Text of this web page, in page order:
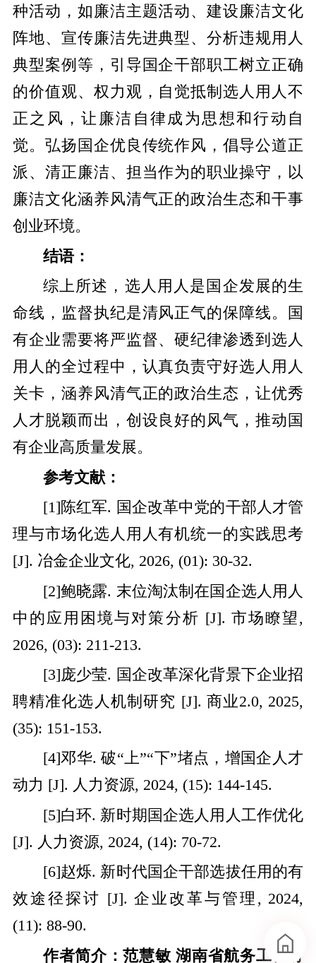
种活动，如廉洁主题活动、建设廉洁文化
阵地、宣传廉洁先进典型、分析违规用人
典型案例等，引导国企干部职工树立正确
的价值观、权力观，自觉抵制选人用人不
正之风，让廉洁自律成为思想和行动自
觉。弘扬国企优良传统作风，倡导公道正
派、清正廉洁、担当作为的职业操守，以
廉洁文化涵养风清气正的政治生态和干事
创业环境。
结语：
综上所述，选人用人是国企发展的生
命线，监督执纪是清风正气的保障线。国
有企业需要将严监督、硬纪律渗透到选人
用人的全过程中，认真负责守好选人用人
关卡，涵养风清气正的政治生态，让优秀
人才脱颖而出，创设良好的风气，推动国
有企业高质量发展。
参考文献：
[1]陈红军. 国企改革中党的干部人才管
理与市场化选人用人有机统一的实践思考
[J]. 冶金企业文化, 2026, (01): 30-32.
[2]鲍晓露. 末位淘汰制在国企选人用人
中的应用困境与对策分析 [J]. 市场瞭望,
2026, (03): 211-213.
[3]庞少莹. 国企改革深化背景下企业招
聘精准化选人机制研究 [J]. 商业2.0, 2025,
(35): 151-153.
[4]邓华. 破“上”“下”堵点，增国企人才
动力 [J]. 人力资源, 2024, (15): 144-145.
[5]白环. 新时期国企选人用人工作优化
[J]. 人力资源, 2024, (14): 70-72.
[6]赵烁. 新时代国企干部选拔任用的有
效途径探讨 [J]. 企业改革与管理, 2024,
(11): 88-90.
作者简介：范慧敏 湖南省航务工程有